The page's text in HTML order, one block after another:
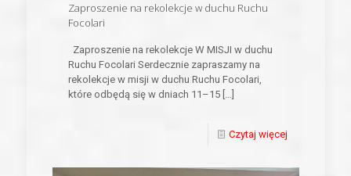
Zaproszenie na rekolekcje w duchu Ruchu
Focolari
Zaproszenie na rekolekcje W MISJI w duchu
Ruchu Focolari Serdecznie zapraszamy na
rekolekcje w misji w duchu Ruchu Focolari,
które odbędą się w dniach 11–15[…]
Czytaj więcej